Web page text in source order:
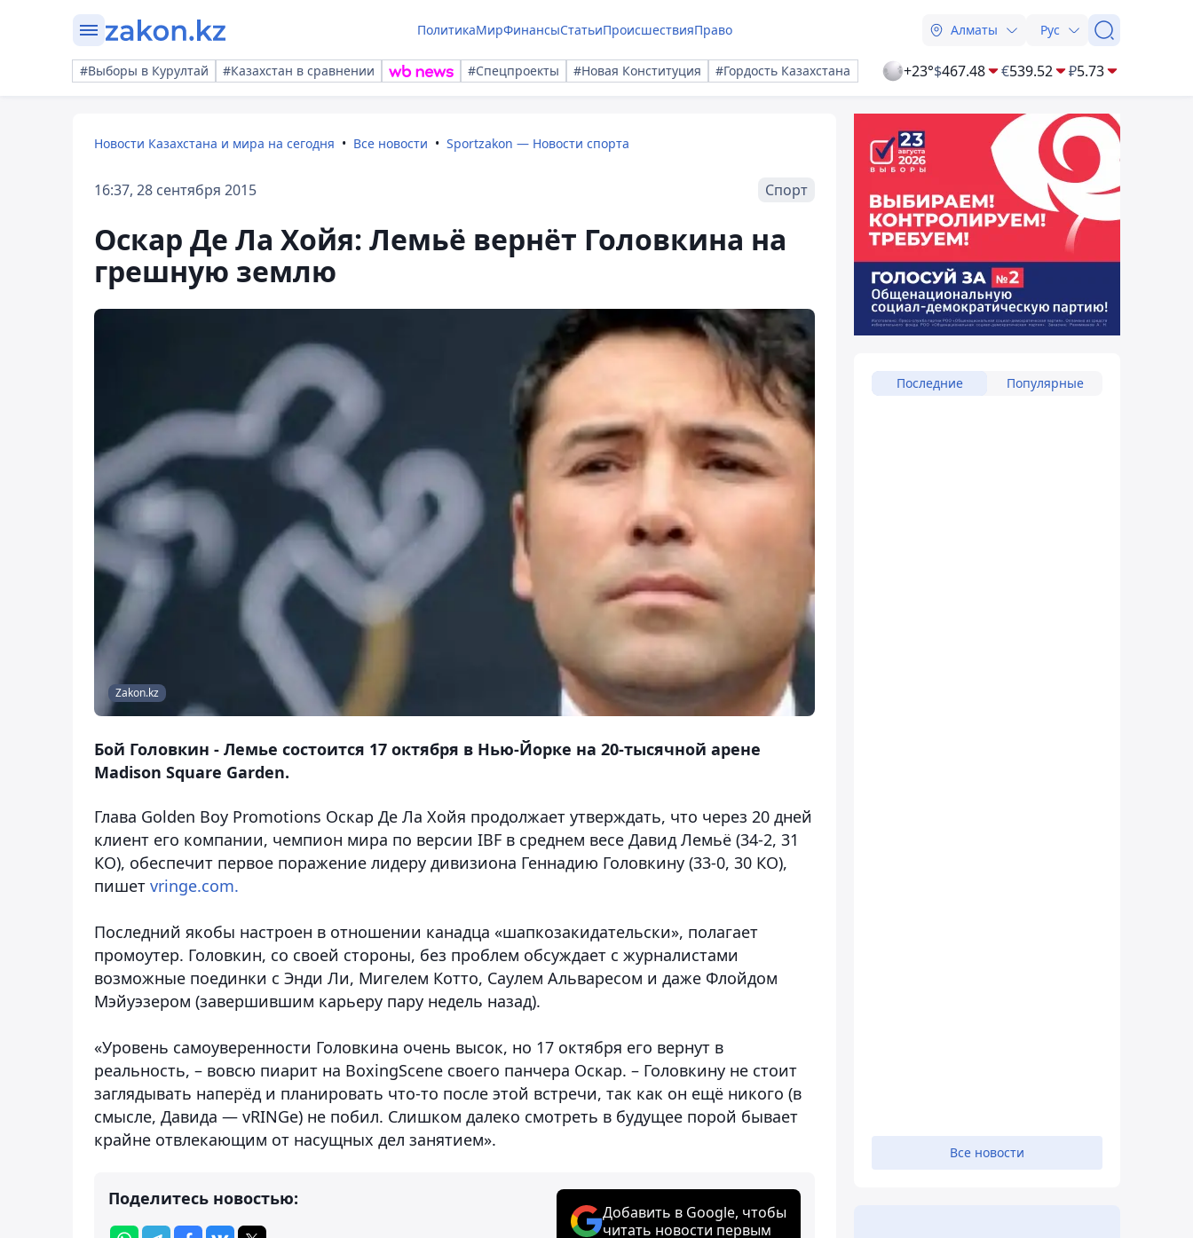
ПолитикаМирФинансыСтатьиПроисшествияПраво Алматы Рус
#Выборы в Курултай #Казахстан в сравнении #Спецпроекты #Новая Конституция #Гордость Казахстана +23°$467.48 €539.52 ₽5.73
Новости Казахстана и мира на сегодня Все новости Sportzakon — Новости спорта
16:37, 28 сентября 2015 Спорт
Оскар Де Ла Хойя: Лемьё вернёт Головкина на
грешную землю
Zakon.kz
Бой Головкин - Лемье состоится 17 октября в Нью-Йорке на 20-тысячной арене
Madison Square Garden.
Глава Golden Boy Promotions Оскар Де Ла Хойя продолжает утверждать, что через 20 дней
клиент его компании, чемпион мира по версии IBF в среднем весе Давид Лемьё (34-2, 31
КО), обеспечит первое поражение лидеру дивизиона Геннадию Головкину (33-0, 30 КО),
пишет vringe.com.
Последний якобы настроен в отношении канадца «шапкозакидательски», полагает
промоутер. Головкин, со своей стороны, без проблем обсуждает с журналистами
возможные поединки с Энди Ли, Мигелем Котто, Саулем Альваресом и даже Флойдом
Мэйуэзером (завершившим карьеру пару недель назад).
«Уровень самоуверенности Головкина очень высок, но 17 октября его вернут в
реальность, – вовсю пиарит на BoxingScene своего панчера Оскар. – Головкину не стоит
заглядывать наперёд и планировать что-то после этой встречи, так как он ещё никого (в
смысле, Давида — vRINGe) не побил. Слишком далеко смотреть в будущее порой бывает
крайне отвлекающим от насущных дел занятием».
Поделитесь новостью:
Добавить в Google, чтобы
читать новости первым
Последние Популярные
Все новости